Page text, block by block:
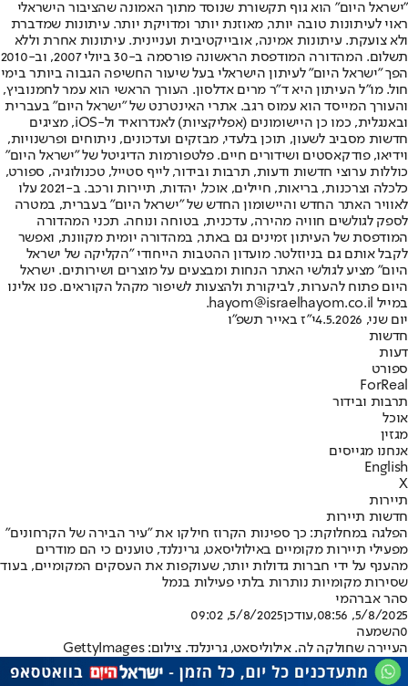
"ישראל היום" הוא גוף תקשורת שנוסד מתוך האמונה שהציבור הישראלי
ראוי לעיתונות טובה יותר, מאוזנת יותר ומדויקת יותר. עיתונות שמדברת
ולא צועקת. עיתונות אמינה, אובייקטיבית ועניינית. עיתונות אחרת וללא
תשלום. המהדורה המודפסת הראשונה פורסמה ב-30 ביולי 2007, וב-2010
הפך "ישראל היום" לעיתון הישראלי בעל שיעור החשיפה הגבוה ביותר בימי
חול. מו"ל העיתון היא ד"ר מרים אדלסון. העורך הראשי הוא עמר לחמנוביץ,
והעורך המייסד הוא עמוס רגב. אתרי האינטרנט של "ישראל היום" בעברית
ובאנגלית, כמו כן היישומונים (אפליקציות) לאנדרואיד ול-iOS, מציגים
חדשות מסביב לשעון, תוכן בלעדי, מבזקים ועדכונים, ניתוחים ופרשנויות,
וידיאו, פודקאסטים ושידורים חיים. פלטפורמות הדיגיטל של "ישראל היום"
כוללות ערוצי חדשות ודעות, תרבות ובידור, לייף סטייל, טכנולוגיה, ספורט,
כלכלה וצרכנות, בריאות, חיילים, אוכל, יהדות, תיירות ורכב. ב-2021 עלו
לאוויר האתר החדש והיישומון החדש של "ישראל היום" בעברית, במטרה
לספק לגולשים חוויה מהירה, עדכנית, בטוחה ונוחה. תכני המהדורה
המודפסת של העיתון זמינים גם באתר, במהדורה יומית מקוונת, ואפשר
לקבל אותם גם בניוזלטר. מועדון ההטבות הייחודי "הקליקה של ישראל
היום" מציע לגולשי האתר הנחות ומבצעים על מוצרים ושירותים. ישראל
היום פתוח להערות, לביקורת ולהצעות לשיפור מקהל הקוראים. פנו אלינו
במייל hayom@israelhayom.co.il.
יום שני, 4.5.2026
י"ז באייר תשפ"ו
חדשות
דעות
ספורט
ForReal
תרבות ובידור
אוכל
מגזין
אנחנו מגייסים
English
X
תיירות
חדשות תיירות
הפלגה במחלוקת: כך ספינות הקרוז חילקו את "עיר הבירה של הקרחונים"
מפעילי תיירות מקומיים באילוליסאט, גרינלנד, טוענים כי הם מודרים
מהענף על ידי חברות גדולות יותר, שעוקפות את העסקים המקומיים, בעוד
שסירות מקומיות נותרות בלתי פעילות בנמל
סהר אברהמי
5/8/2025, 08:56
,עודכן5/8/2025, 09:02
0השמעה
העיירה שחולקה לה. אילוליסאט, גרינלנד. צילום: GettyImages